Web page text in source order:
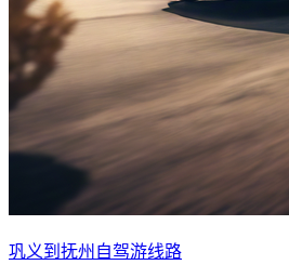
巩义到抚州自驾游线路